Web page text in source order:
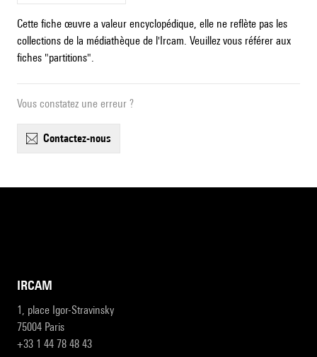
Cette fiche œuvre a valeur encyclopédique, elle ne reflète pas les
collections de la médiathèque de l'Ircam. Veuillez vous référer aux
fiches "partitions".
Vous constatez une erreur ?
contactez-nous
IRCAM
1, place Igor-Stravinsky
75004 Paris
+33 1 44 78 48 43